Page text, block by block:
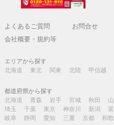
よくあるご質問 お問合せ
会社概要・規約等
エリアから探す
北海道
東北 関東 北陸 甲信越
都道府県から探す
北海道
青森 岩手 宮城 秋田
埼玉
千葉 東京 神奈川 新潟
岐阜
静岡 愛知 三重 京都 和